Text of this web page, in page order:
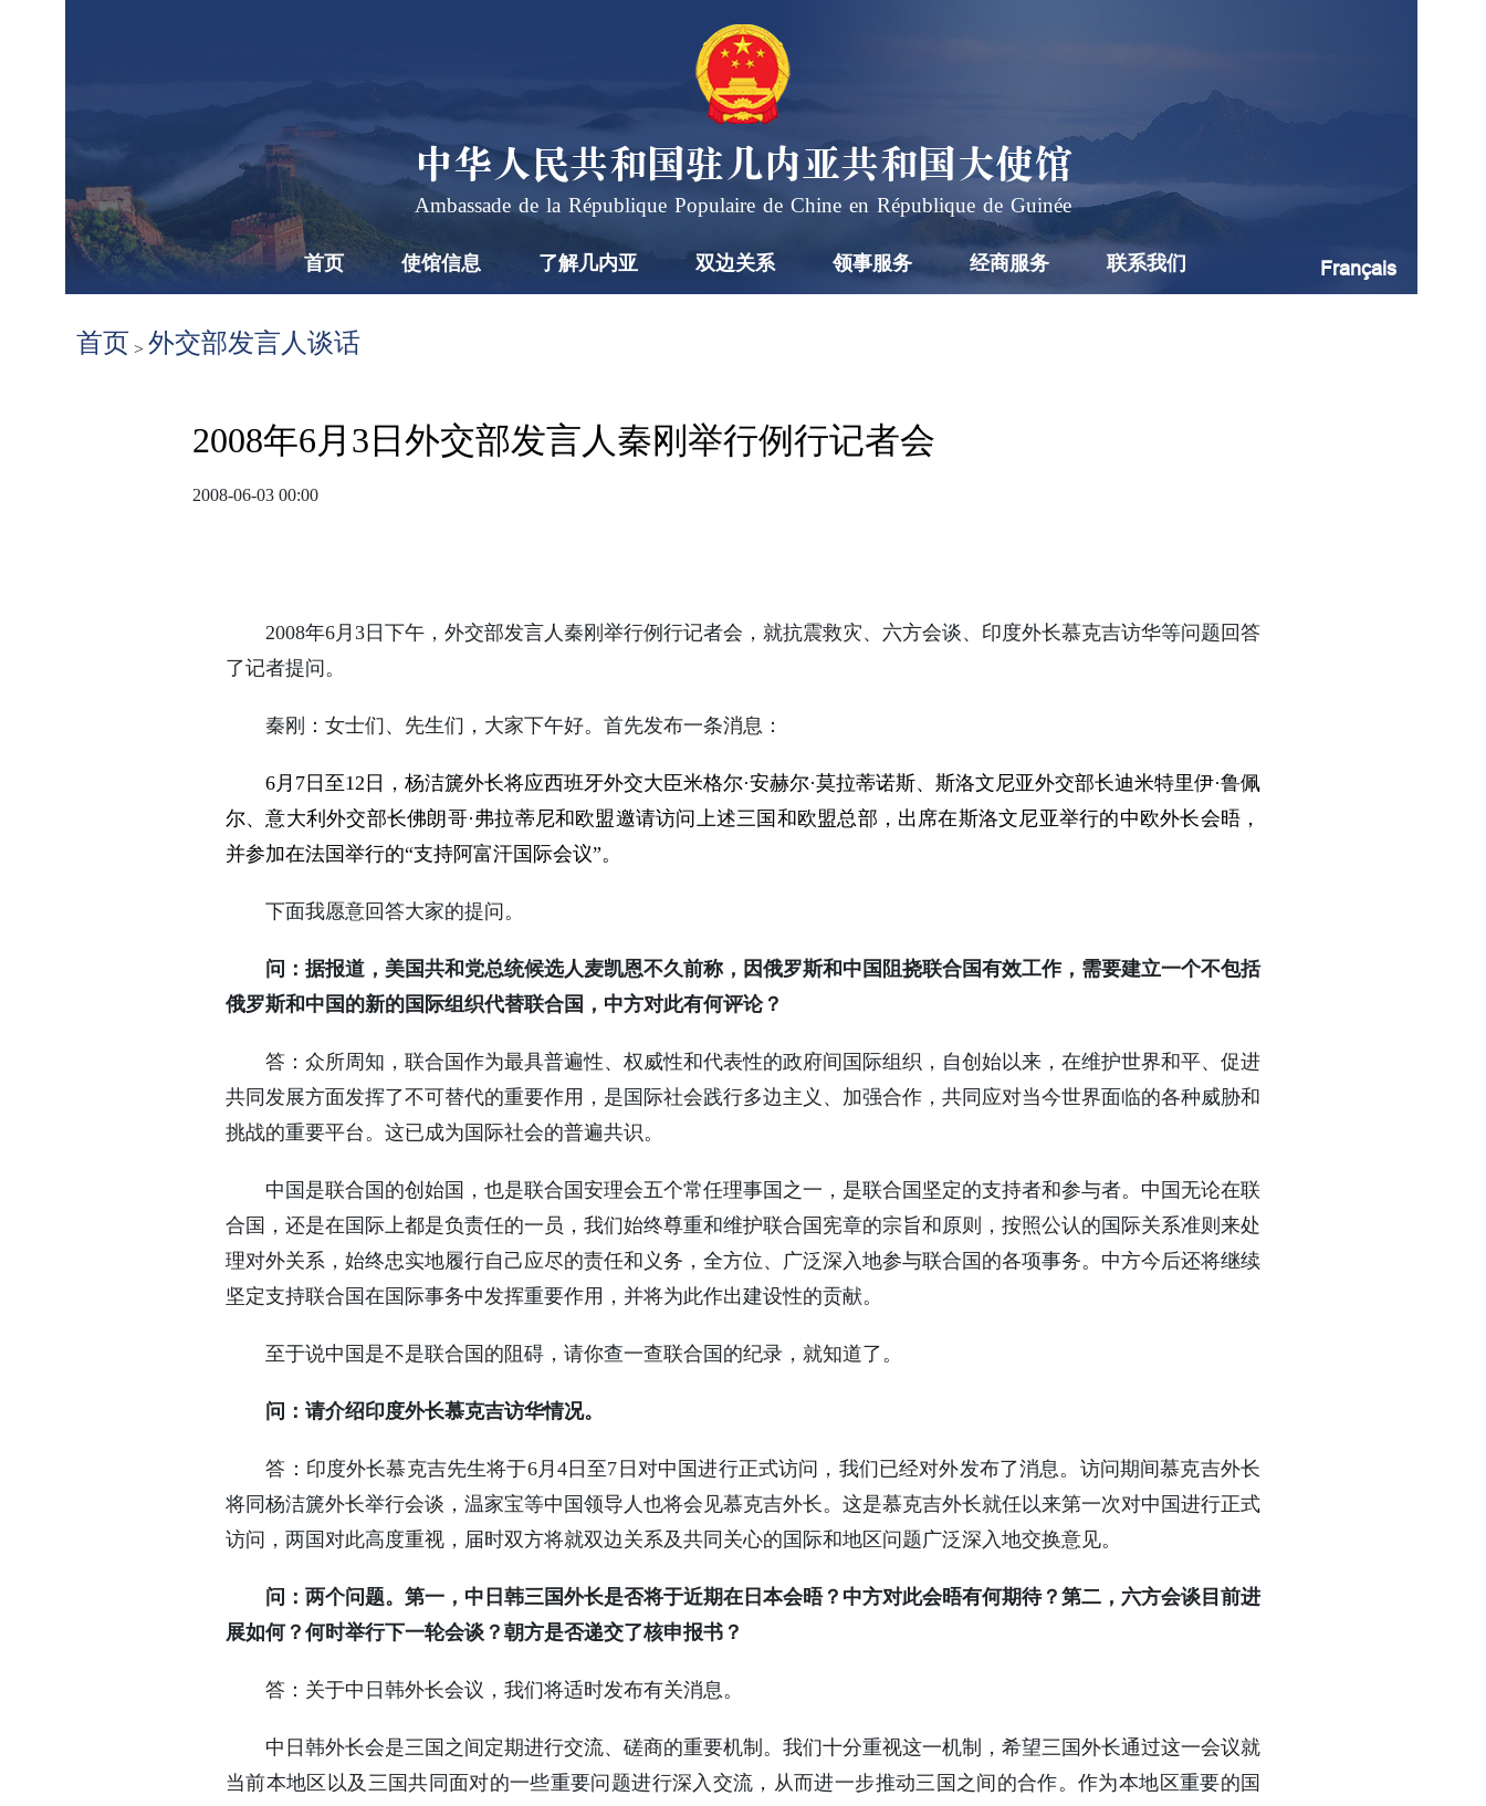
中华人民共和国驻几内亚共和国大使馆
Ambassade de la République Populaire de Chine en République de Guinée
首页 使馆信息 了解几内亚 双边关系 领事服务 经商服务 联系我们 Français
首页 > 外交部发言人谈话
2008年6月3日外交部发言人秦刚举行例行记者会
2008-06-03 00:00
2008年6月3日下午，外交部发言人秦刚举行例行记者会，就抗震救灾、六方会谈、印度外长慕克吉访华等问题回答
了记者提问。
秦刚：女士们、先生们，大家下午好。首先发布一条消息：
6月7 日 至12 日，杨洁篪外长将应西班牙外交大臣米格尔·安赫尔·莫拉蒂诺斯、斯洛文尼亚外交部长迪米特里伊·鲁佩
尔、意大利外交部长佛朗哥·弗拉蒂尼和欧盟邀请访问上述三国和欧盟总部，出席在斯洛文尼亚举行的中欧外长会晤，
并参加在法国举行的“支持阿富汗国际会议”。
下面我愿意回答大家的提问。
问：据报道，美国共和党总统候选人麦凯恩不久前称，因俄罗斯和中国阻挠联合国有效工作，需要建立一个不包括
俄罗斯和中国的新的国际组织代替联合国，中方对此有何评论？
答：众所周知，联合国作为最具普遍性、权威性和代表性的政府间国际组织，自创始以来，在维护世界和平、促进
共同发展方面发挥了不可替代的重要作用，是国际社会践行多边主义、加强合作，共同应对当今世界面临的各种威胁和
挑战的重要平台。这已成为国际社会的普遍共识。
中国是联合国的创始国，也是联合国安理会五个常任理事国之一，是联合国坚定的支持者和参与者。中国无论在联
合国，还是在国际上都是负责任的一员，我们始终尊重和维护联合国宪章的宗旨和原则，按照公认的国际关系准则来处
理对外关系，始终忠实地履行自己应尽的责任和义务，全方位、广泛深入地参与联合国的各项事务。中方今后还将继续
坚定支持联合国在国际事务中发挥重要作用，并将为此作出建设性的贡献。
至于说中国是不是联合国的阻碍，请你查一查联合国的纪录，就知道了。
问：请介绍印度外长慕克吉访华情况。
答：印度外长慕克吉先生将于6月4日至7日对中国进行正式访问，我们已经对外发布了消息。访问期间慕克吉外长
将同杨洁篪外长举行会谈，温家宝等中国领导人也将会见慕克吉外长。这是慕克吉外长就任以来第一次对中国进行正式
访问，两国对此高度重视，届时双方将就双边关系及共同关心的国际和地区问题广泛深入地交换意见。
问：两个问题。第一，中日韩三国外长是否将于近期在日本会晤？中方对此会晤有何期待？第二，六方会谈目前进
展如何？何时举行下一轮会谈？朝方是否递交了核申报书？
答：关于中日韩外长会议，我们将适时发布有关消息。
中日韩外长会是三国之间定期进行交流、磋商的重要机制。我们十分重视这一机制，希望三国外长通过这一会议就
当前本地区以及三国共同面对的一些重要问题进行深入交流，从而进一步推动三国之间的合作。作为本地区重要的国